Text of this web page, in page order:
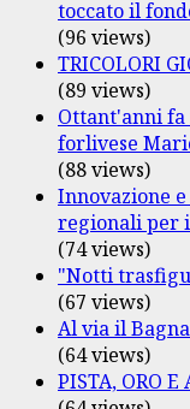
toccato il
(96 views)
TRICOLORI
(89 views)
Ottant'anni
forlivese
(88 views)
Innovazione
regionali per
(74 views)
"Notti
(67 views)
Al via il
(64 views)
PISTA, ORO E